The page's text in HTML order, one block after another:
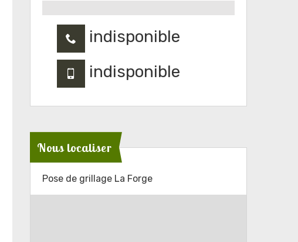
indisponible
indisponible
Nous localiser
Pose de grillage La Forge